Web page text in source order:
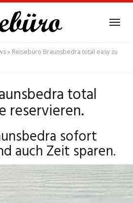
» Reisebüro Braunsbedra total easy zu
total
reservieren.
sofort
auch Zeit sparen.